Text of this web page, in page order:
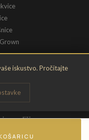
iskustvo. Pročitajte
ODREDBE
privatnosti
uvjeti
veličine